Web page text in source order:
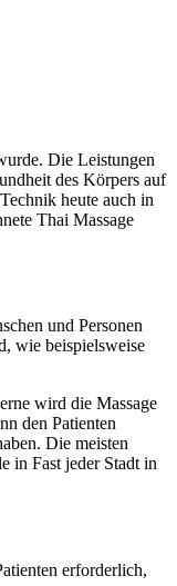
Die Leistungen
des Körpers auf
heute auch in
Thai Massage
und Personen
wie beispielsweise
wird die Massage
den Patienten
Die meisten
in Fast jeder Stadt in
erforderlich,